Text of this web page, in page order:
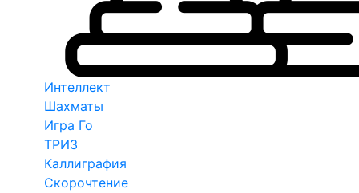
Интеллект
Шахматы
Игра Го
ТРИЗ
Каллиграфия
Скорочтение